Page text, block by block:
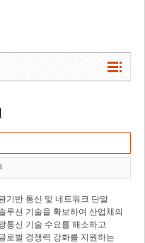
기반 통신 및 네트워크 단말
루션 기술을 확보하여 산업체의
통신 기술 수요를 해소하고
로벌 경쟁력 강화를 지원하는